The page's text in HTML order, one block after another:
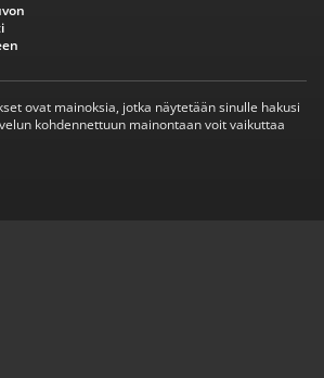
ovat mainoksia, jotka näytetään sinulle hakusi
kohdennettuun mainontaan voit vaikuttaa